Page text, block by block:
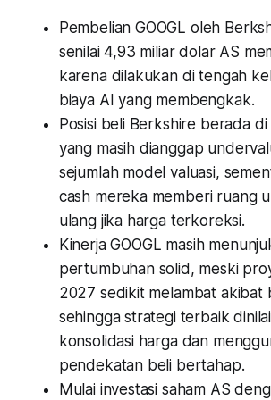
Pembelian GOOGL oleh
senilai 4,93 miliar dolar AS
karena dilakukan di tengah
biaya AI yang membengkak.
Posisi beli Berkshire berada
yang masih dianggap
sejumlah model valuasi,
cash mereka memberi ruang
ulang jika harga terkoreksi.
Kinerja GOOGL masih
pertumbuhan solid, meski
2027 sedikit melambat akibat
sehingga strategi terbaik
konsolidasi harga dan
pendekatan beli bertahap.
Mulai investasi saham AS